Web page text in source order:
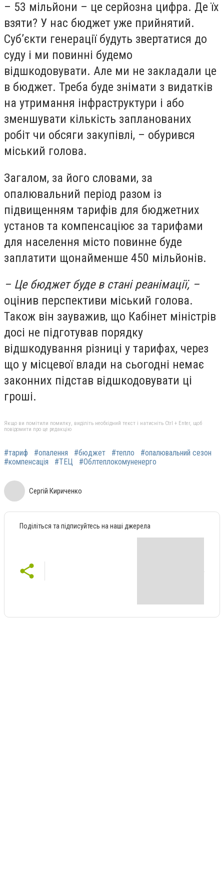
– 53 мільйони – це серйозна цифра. Де їх
взяти? У нас бюджет уже прийнятий.
Суб’єкти генерації будуть звертатися до
суду і ми повинні будемо
відшкодовувати. Але ми не закладали це
в бюджет. Треба буде знімати з видатків
на утримання інфраструктури і або
зменшувати кількість запланованих
робіт чи обсяги закупівлі, – обурився
міський голова.
Загалом, за його словами, за
опалювальний період разом із
підвищенням тарифів для бюджетних
установ та компенсаціює за тарифами
для населення місто повинне буде
заплатити щонайменше 450 мільйонів.
– Це бюджет буде в стані реанімації, –
оцінив перспективи міський голова.
Також він зауважив, що Кабінет міністрів
досі не підготував порядку
відшкодування різниці у тарифах, через
що у місцевої влади на сьогодні немає
законних підстав відшкодовувати ці
гроші.
Якщо ви помітили помилку, виділіть необхідний текст і натисніть Ctrl + Enter, щоб
повідомити про це редакцію
#тариф #опалення #бюджет #тепло
#опалювальний сезон
#компенсація
#ТЕЦ #Облтеплокомуненерго
Сергій Кириченко
Поділіться та підписуйтесь на наші джерела